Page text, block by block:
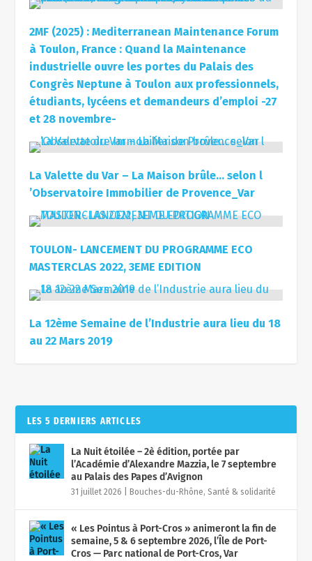
2MF (2025) : Mediterranean Maintenance Forum
à Toulon, France : Quand la Maintenance
industrielle ouvre les portes du Palais des
Congrès Neptune à Toulon aux professionnels,
étudiants, lycéens et demandeurs d’emploi -27
et 28 novembre-
La Valette du Var – La Maison brûle… selon l
’Observatoire Immobilier de Provence_Var
TOULON- LANCEMENT DU PROGRAMME ECO
MASTERCLAS 2022, 3EME EDITION
La 12ème Semaine de l’Industrie aura lieu du 18
au 22 Mars 2019
LES 5 DERNIERS ARTICLES
La Nuit étoilée – 2è édition, portée par
l’Académie d’Alexandre Mazzia, le 7 septembre
au Palais des Papes d’Avignon
31 juillet 2026 Bouches-du-Rhône,Santé & solidarité
« Les Pointus à Port-Cros » animeront la fin de
semaine, 5 & 6 septembre 2026, l’Île de Port-
Cros — Parc national de Port-Cros, Var